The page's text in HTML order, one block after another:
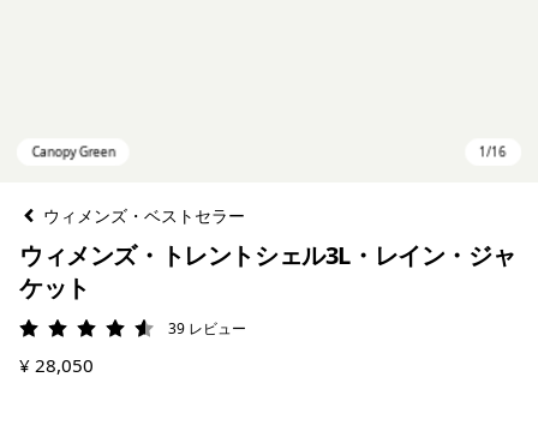
ウィメンズ・ベストセラー
ウィメンズ・トレントシェル3L・レイン・ジャ
ケット
評価: 4.6 / 5
39 レビュー
¥ 28,050